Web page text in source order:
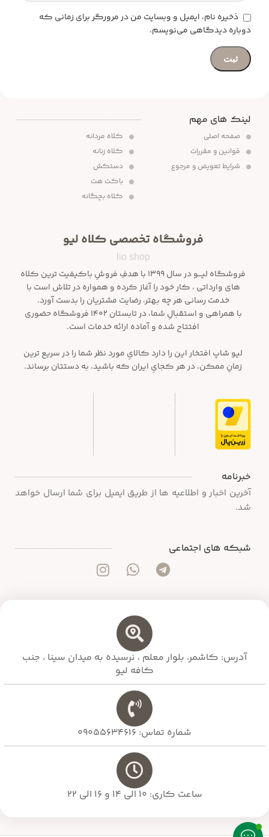
ذخیره نام، ایمیل و وبسایت من در مرورگر برای زمانی که
دوباره دیدگاهی می‌نویسم.
لینک های مهم
صفحه اصلی
قوانین و مقررات
شرایط تعویض و مرجوع
کلاه مردانه
کلاه زنانه
دستکش
باکت هت
کلاه بچگانه
فروشگاه تخصصی کلاه لیو
lio shop
فروشگاه لیـــو در سال ۱۳۹۹ با هدفِ فروشِ باکیفیت ترین کلاه
های وارداتی ، کار خود را آغاز کرده و همواره در تلاش است با
خدمت رسانی هر چه بهتر، رضایت مشتریان را بدست آورد.
با همراهی و استقبالِ شما، در تابستان ۱۴۰۲ فروشگاه حضوری
افتتاح شده و آماده ارائه خدمات است.
لیو شاپ افتخار این را دارد کالایِ مورد نظر شما را در سریع ترین
زمانِ ممکن، در هر کجایِ ایران که باشید، به دستتان برساند.
خبرنامه
آخرین اخبار و اطلاعیه ها از طریق ایمیل برای شما ارسال خواهد
شد.
شبکه های اجتماعی
آدرس: کاشمر، بلوار معلم ،‌ نرسیده به میدان سینا ، جنب
کافه لیو
شماره تماس: 09055634616
ساعت کاری: 10 الی 14 و 16 الی 22